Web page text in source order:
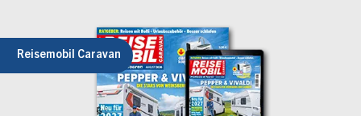
Reisemobil Caravan